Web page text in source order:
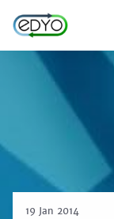
19 Jan 2014